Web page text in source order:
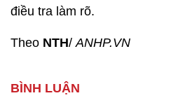
điều tra làm rõ.
Theo NTH/ANHP.VN